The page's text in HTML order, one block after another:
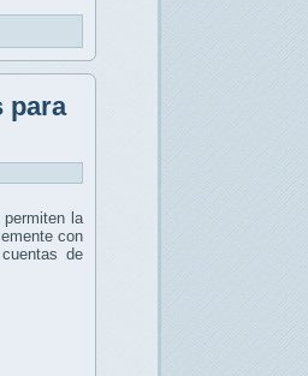
para
la
con
de